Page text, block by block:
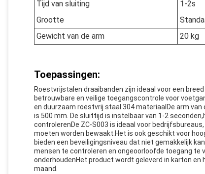
Tijd van sluiting
1-2s
Grootte
Gewicht van de arm
20 kg
Toepassingen:
Roestvrijstalen draaibanden zijn ideaal voor een
betrouwbare en veilige toegangscontrole voor
en duurzaam roestvrij staal 304 materiaalDe arm
is 500 mm. De sluittijd is instelbaar van 1-2
controlerenDe ZC-S003 is ideaal voor
moeten worden bewaakt.Het is ook geschikt voor
bieden een beveiligingsniveau dat niet gemakkelijk
mensen te controleren en ongeoorloofde toegang te
onderhoudenHet product wordt geleverd in karton
maand.